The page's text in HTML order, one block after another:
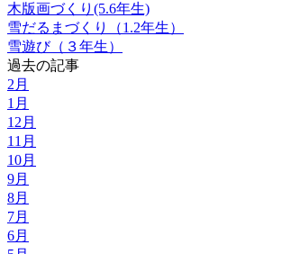
木版画づくり(5.6年生)
雪だるまづくり（1.2年生）
雪遊び（３年生）
過去の記事
2月
1月
12月
11月
10月
9月
8月
7月
6月